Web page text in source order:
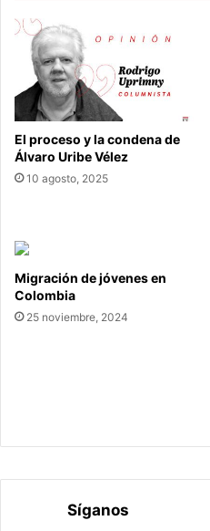
Trump
El proceso y la condena de
Álvaro Uribe Vélez
10 agosto, 2025
Migración de jóvenes en
Colombia
25 noviembre, 2024
Síganos